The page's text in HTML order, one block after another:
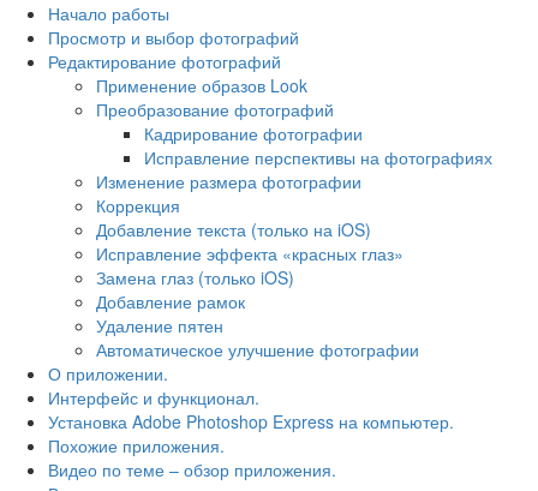
Начало работы
Просмотр и выбор фотографий
Редактирование фотографий
Применение образов Look
Преобразование фотографий
Кадрирование фотографии
Исправление перспективы на фотографиях
Изменение размера фотографии
Коррекция
Добавление текста (только на iOS)
Исправление эффекта «красных глаз»
Замена глаз (только iOS)
Добавление рамок
Удаление пятен
Автоматическое улучшение фотографии
О приложении.
Интерфейс и функционал.
Установка Adobe Photoshop Express на компьютер.
Похожие приложения.
Видео по теме – обзор приложения.